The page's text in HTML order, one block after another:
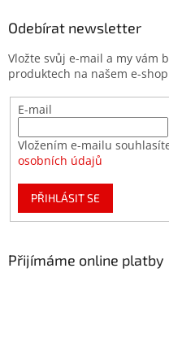
Odebírat newsletter
Vložte svůj e-mail a my vám
produktech na našem e-
E-mail
Vložením e-mailu
osobních údajů
PŘIHLÁSIT SE
Přijímáme online platby